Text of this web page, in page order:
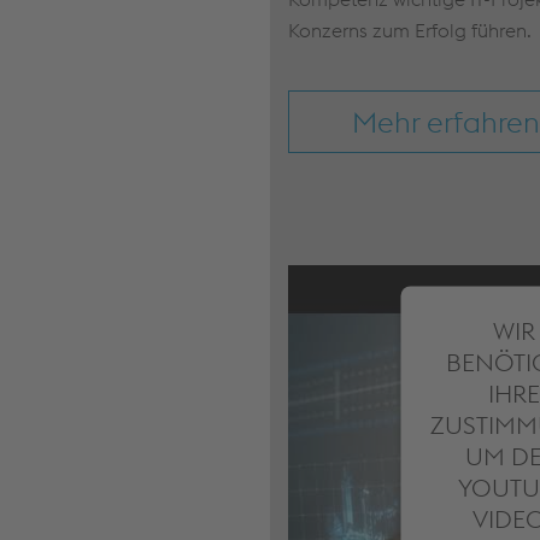
WIR
IHRE
UM
Konzerns zum Erfolg führen.
Mehr erfahren